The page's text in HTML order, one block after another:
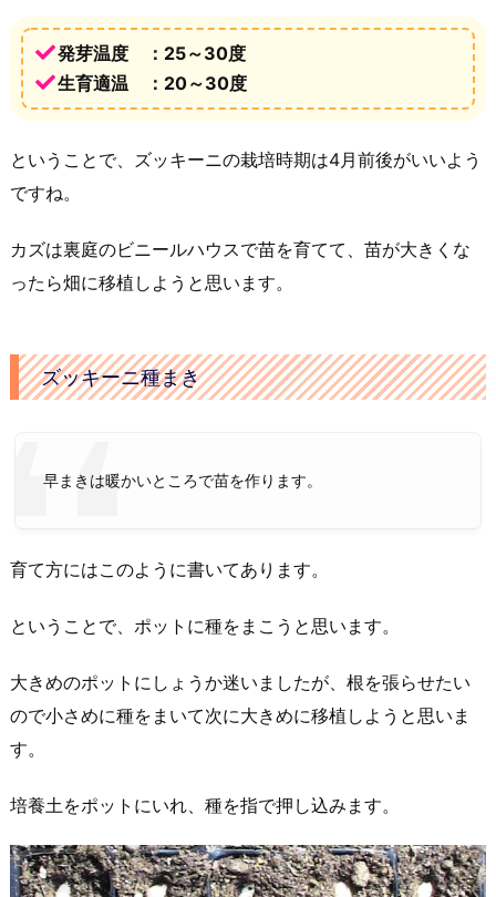
発芽温度 ：25～30度
生育適温 ：20～30度
ということで、ズッキーニの栽培時期は4月前後がいいよう
ですね。
カズは裏庭のビニールハウスで苗を育てて、苗が大きくな
ったら畑に移植しようと思います。
ズッキーニ種まき
早まきは暖かいところで苗を作ります。
育て方にはこのように書いてあります。
ということで、ポットに種をまこうと思います。
大きめのポットにしょうか迷いましたが、根を張らせたい
ので小さめに種をまいて次に大きめに移植しようと思いま
す。
培養土をポットにいれ、種を指で押し込みます。